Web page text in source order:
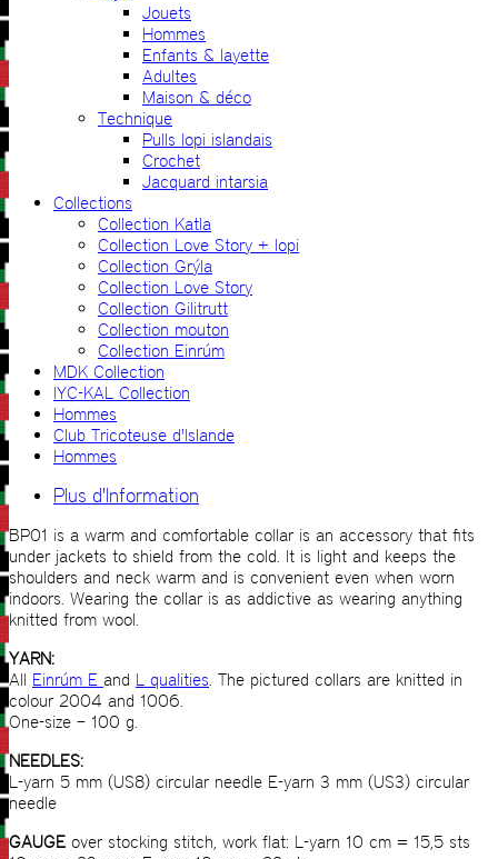
Jouets
Hommes
Enfants & layette
Adultes
Maison & déco
Technique
Pulls lopi islandais
Crochet
Jacquard intarsia
Collections
Collection Katla
Collection Love Story + lopi
Collection Grýla
Collection Love Story
Collection Gilitrutt
Collection mouton
Collection Einrúm
MDK Collection
IYC-KAL Collection
Hommes
Club Tricoteuse d'Islande
Hommes
Plus d'Information
BP01 is a warm and comfortable collar is an accessory that ﬁts
under jackets to shield from the cold. It is light and keeps the
shoulders and neck warm and is convenient even when worn
indoors. Wearing the collar is as addictive as wearing anything
knitted from wool.
YARN:
All Einrúm E and L qualities. The pictured collars are knitted in
colour 2004 and 1006.
One-size – 100 g.
NEEDLES:
L-yarn 5 mm (US8) circular needle E-yarn 3 mm (US3) circular
needle
GAUGE over stocking stitch, work ﬂat: L-yarn 10 cm = 15,5 sts